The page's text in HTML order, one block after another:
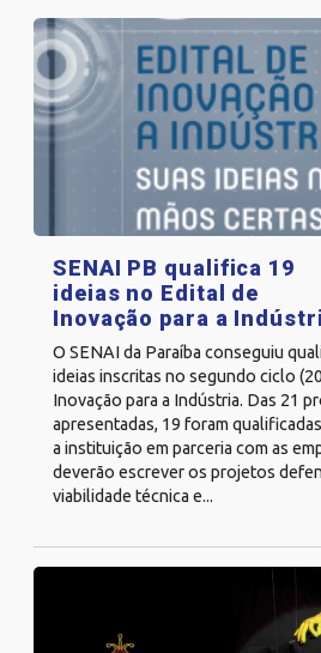
SENAI PB qualifica 19
ideias no Edital de
Inovação para a
O SENAI da Paraíba conseguiu
ideias inscritas no segundo ciclo
Inovação para a Indústria. Das 21
apresentadas, 19 foram
a instituição em parceria com as
deverão escrever os projetos
viabilidade técnica e...